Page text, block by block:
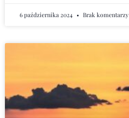
6 października 2024 Brak komentarzy